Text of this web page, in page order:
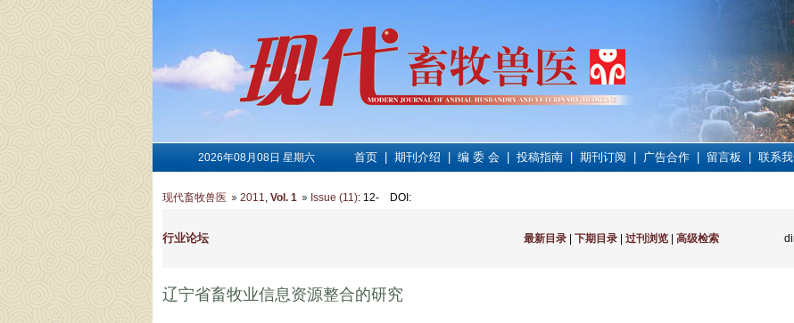
2026年08月08日 星期六 首页 期刊介绍 编 委 会 投稿指南 期刊订阅 广告合作 留言板 联系
现代畜牧兽医 2011, Vol. 1 Issue (11): 12- DOI :
行业论坛 最新目录 下期目录 过刊浏览 高级检索
辽宁省畜牧业信息资源整合的研究